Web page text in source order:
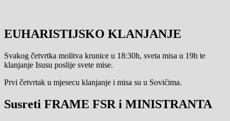
EUHARISTIJSKO KLANJANJE
Svakog četvrtka molitva krunice u 18:30h, sveta misa u 19h te
klanjanje Isusu poslije svete mise.
Prvi četvrtak u mjesecu klanjanje i misa su u Sovićima.
Susreti FRAME FSR i MINISTRANTA